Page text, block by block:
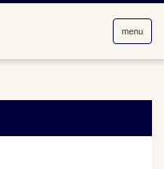
menu